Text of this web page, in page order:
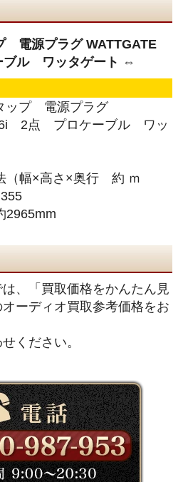
電源プラグ WATTGATE
ル ワッタゲート ⇔
ップ 電源プラグ
2点 プロケーブル ワッ
（幅×高さ×奥行 約 ｍ
2965mm
、「買取価格をかんたん見
ーディオ買取参考価格をお
ください。